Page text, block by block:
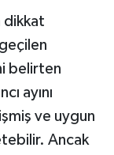
dikkat
belirten
ayını
ve uygun
Ancak